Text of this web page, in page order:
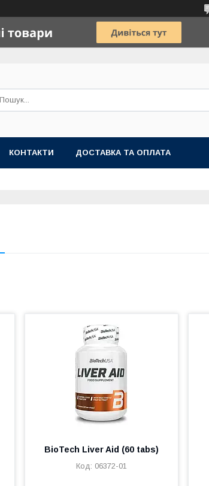
КОНТАКТИ ДОСТАВКА ТА ОПЛАТА
BioTech Liver Aid (60 tabs)
06372-01